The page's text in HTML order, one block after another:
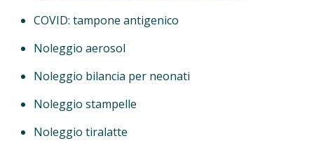
COVID: tampone antigenico
Noleggio aerosol
Noleggio bilancia per neonati
Noleggio stampelle
Noleggio tiralatte